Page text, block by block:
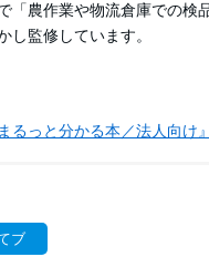
「農作業や物流倉庫での検
し監修しています。
るっと分かる本／法人向け』
ブ